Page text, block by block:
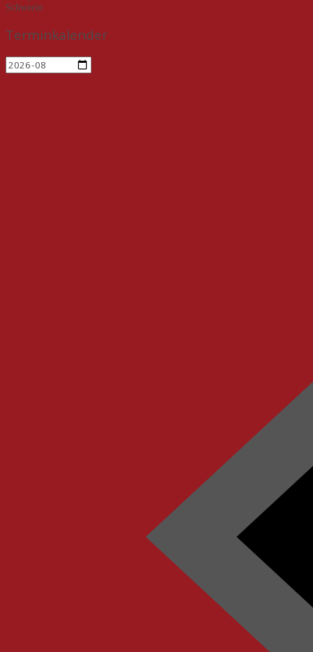
Schwerin
Terminkalender